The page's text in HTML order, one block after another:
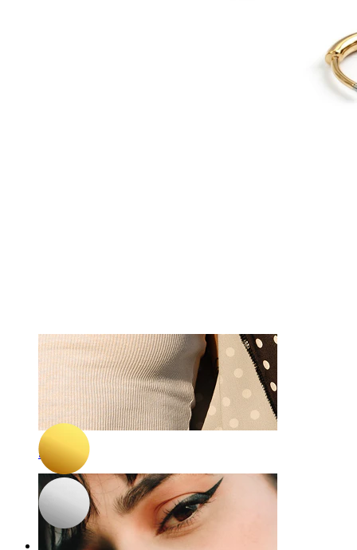
Spenelis
-15%
NAUJAS
Bodymod Premium
Titano žiedų su gėlavandeniais perlais pora
21,17 €
24,90 €